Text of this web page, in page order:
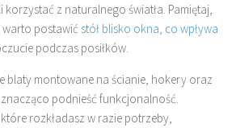
z naturalnego światła. Pamiętaj,
warto postawić stół blisko okna, co wpływa
podczas posiłków.
blaty montowane na ścianie, hokery oraz
podnieść funkcjonalność.
rozkładasz w razie potrzeby,